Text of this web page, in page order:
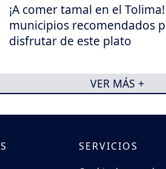
¡A comer tamal en el
municipios recomendados
disfrutar de este plato
VER MÁS +
SERVICIOS